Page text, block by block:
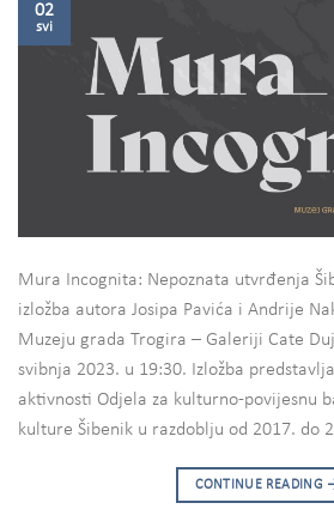
02
svi
Mura Incognita: Nepoznata utvrđenja
izložba autora Josipa Pavića i Andrije
Muzeju grada Trogira – Galeriji Cate
svibnja 2023. u 19:30. Izložba
aktivnosti Odjela za kulturno-povijesnu
kulture Šibenik u razdoblju od 2017. do
CONTINUE READING